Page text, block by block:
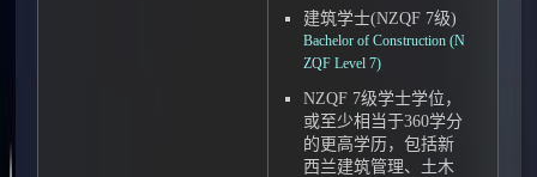
建筑学士(NZQF 7级)
Bachelor of Construction (N
ZQF Level 7)
NZQF 7级学士学位，
或至少相当于360学分
的更高学历，包括新
西兰建筑管理、土木